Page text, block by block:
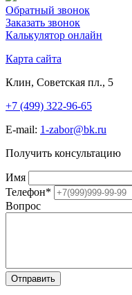
Обратный звонок
Заказать звонок
Калькулятор онлайн
Карта сайта
Клин, Советская пл., 5
+7 (499) 322-96-65
E-mail: 1-zabor@bk.ru
Получить консультацию
Имя
Телефон*
Вопрос